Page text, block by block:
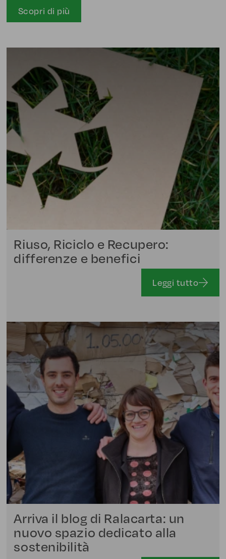
Scopri di più
Riuso, Riciclo e Recupero:
differenze e benefici
Leggi tutto
Arriva il blog di Ralacarta: un
nuovo spazio dedicato alla
sostenibilità